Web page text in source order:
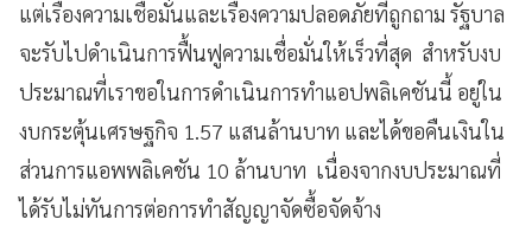
แต่เรื่องความเชื่อมั่นและเรื่องความปลอดภัยที่ถูกถาม รัฐบาล
จะรับไปดำเนินการฟื้นฟูความเชื่อมั่นให้เร็วที่สุด สำหรับงบ
ประมาณที่เราขอในการดำเนินการทำแอปพลิเคชันนี้ อยู่ใน
งบกระตุ้นเศรษฐกิจ 1.57 แสนล้านบาท และได้ขอคืนเงินใน
ส่วนการแอพพลิเคชัน 10 ล้านบาท เนื่องจากงบประมาณที่
ได้รับไม่ทันการต่อการทำสัญญาจัดซื้อจัดจ้าง